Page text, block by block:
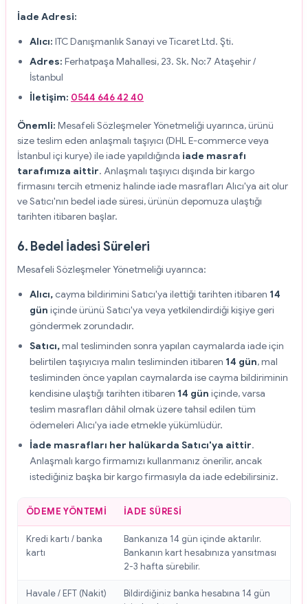
İade Adresi:
Alıcı: ITC Danışmanlık Sanayi ve Ticaret Ltd. Şti.
Adres: Ferhatpaşa Mahallesi, 23. Sk. No:7 Ataşehir /
İstanbul
İletişim: 0544 646 42 40
Önemli: Mesafeli Sözleşmeler Yönetmeliği uyarınca, ürünü
size teslim eden anlaşmalı taşıyıcı (DHL E-commerce veya
İstanbul içi kurye) ile iade yapıldığında iade masrafı
tarafımıza aittir. Anlaşmalı taşıyıcı dışında bir kargo
firmasını tercih etmeniz halinde iade masrafları Alıcı'ya ait olur
ve Satıcı'nın bedel iade süresi, ürünün depomuza ulaştığı
tarihten itibaren başlar.
6. Bedel İadesi Süreleri
Mesafeli Sözleşmeler Yönetmeliği uyarınca:
Alıcı, cayma bildirimini Satıcı'ya ilettiği tarihten itibaren 14
gün içinde ürünü Satıcı'ya veya yetkilendirdiği kişiye geri
göndermek zorundadır.
Satıcı,mal tesliminden sonra yapılan caymalarda iade için
belirtilen taşıyıcıya malın tesliminden itibaren 14 gün, mal
tesliminden önce yapılan caymalarda ise cayma bildiriminin
kendisine ulaştığı tarihten itibaren 14 gün içinde, varsa
teslim masrafları dâhil olmak üzere tahsil edilen tüm
ödemeleri Alıcı'ya iade etmekle yükümlüdür.
İade masrafları her halükarda Satıcı'ya aittir.
Anlaşmalı kargo firmamızı kullanmanız önerilir, ancak
istediğiniz başka bir kargo firmasıyla da iade edebilirsiniz.
ÖDEME YÖNTEMI İADE SÜRESI
Kredi kartı / banka
kartı
Bankanıza 14 gün içinde aktarılır.
Bankanın kart hesabınıza yansıtması
2-3 hafta sürebilir.
Havale / EFT (Nakit)
Bildirdiğiniz banka hesabına 14 gün